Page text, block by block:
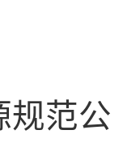
规范公